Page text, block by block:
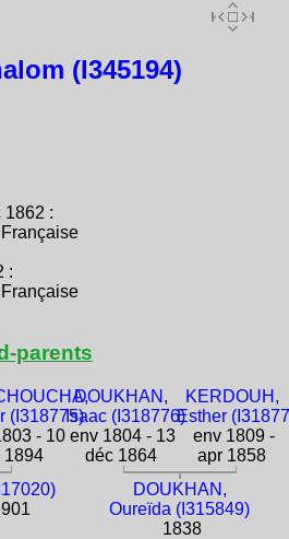
(I345194)
1862 :
:
parents
(I318775)
- 10
1894
DOUKHAN,
Isaac (I318776)
env 1804 - 13
déc 1864
KERDOUH,
Esther
env 1809 -
apr 1858
DOUKHAN,
Oureïda (I315849)
1838